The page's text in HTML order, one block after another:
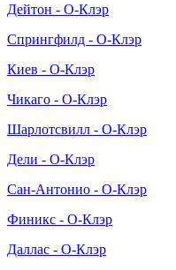
Дейтон - О-Клэр
Спрингфилд - О-Клэр
Киев - О-Клэр
Чикаго - О-Клэр
Шарлотсвилл - О-Клэр
Дели - О-Клэр
Сан-Антонио - О-Клэр
Финикс - О-Клэр
Даллас - О-Клэр